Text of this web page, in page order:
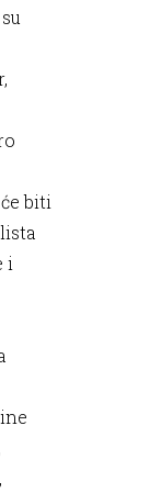
biti
i